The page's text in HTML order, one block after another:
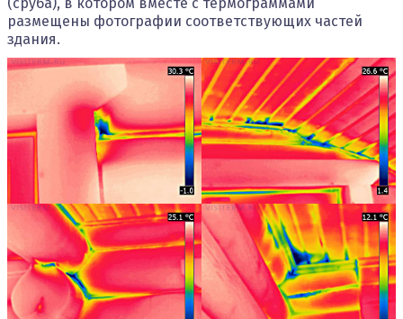
размещены фотографии соответствующих частей
здания.